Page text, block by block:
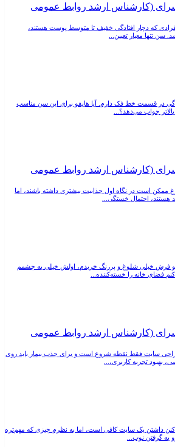
(کارشناس ارشد روابط عمومی
افرادی که دچار افتادگی خفیف تا متوسط پوست هستند،
سن تنها معیار تعیین...
در قسمت خط فک دارم. آیا هایفو برای این سن مناسب
جواب می‌دهد؟...
(کارشناس ارشد روابط عمومی
ممکن است در نگاه اول جذابیت بیشتری داشته باشند، اما
احتمال خستگی...
فرش خیلی شلوغ و پررنگ خریدم، اولش خیلی به چشمم
فضای خانه را خسته‌کننده...
(کارشناس ارشد روابط عمومی
سایت فقط نقطه شروع است و برای جذب بیمار باید روی
بهبود تجربه کاربری،...
داشتن یک سایت کافی است، اما به نظرم چیزی که مهم‌تره
به گرفتن نوب...